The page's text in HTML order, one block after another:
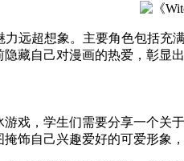
力远超想象。主要角色包括
藏自己对漫画的热爱，彰显
游戏，学生们需要分享一个关
饰自己兴趣爱好的可爱形象